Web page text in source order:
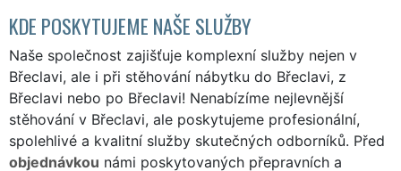
KDE POSKYTUJEME NAŠE SLUŽBY
Naše společnost zajišťuje komplexní služby nejen v
Břeclavi, ale i při stěhování nábytku do Břeclavi, z
Břeclavi nebo po Břeclavi! Nenabízíme nejlevnější
stěhování v Břeclavi, ale poskytujeme profesionální,
spolehlivé a kvalitní služby skutečných odborníků. Před
objednávkou námi poskytovaných přepravních a